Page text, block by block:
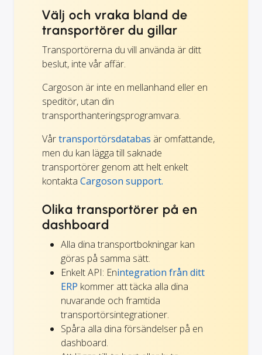
Välj och vraka bland de
transportörer du gillar
Transportörerna du vill använda är ditt
beslut, inte vår affär.
Cargoson är inte en mellanhand eller en
speditör, utan din
transporthanteringsprogramvara.
Vårtransportörsdatabas är omfattande,
men du kan lägga till saknade
transportörer genom att helt enkelt
kontakta Cargoson support.
Olika transportörer på en
dashboard
Alla dina transportbokningar kan
göras på samma sätt.
Enkelt API: Enintegration från ditt
ERP kommer att täcka alla dina
nuvarande och framtida
transportörsintegrationer.
Spåra alla dina försändelser på en
dashboard.